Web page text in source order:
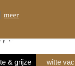
& grijze witte
meer